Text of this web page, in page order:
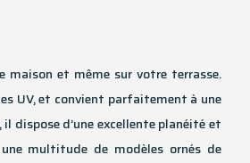
maison et même sur votre terrasse.
UV, et convient parfaitement à une
dispose d’une excellente planéité et
une multitude de modèles ornés de